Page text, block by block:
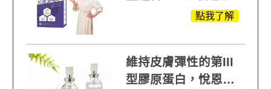
(蛋白聚醣)+UCII，超
點我了解
維持皮膚彈性的第III
型膠原蛋白，悅恩詩